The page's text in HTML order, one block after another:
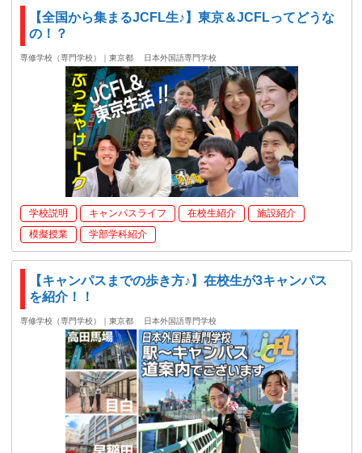
【全国から集まるJCFL生♪】東京＆JCFLってどうな
の！？
専修学校（専門学校）｜東京都 日本外国語専門学校
学校説明 キャンパスライフ 在校生紹介
施設紹介
模擬授業
学部学科紹介
【キャンパスまでの歩き方♪】在校生が3キャンパス
を紹介！！
専修学校（専門学校）｜東京都 日本外国語専門学校